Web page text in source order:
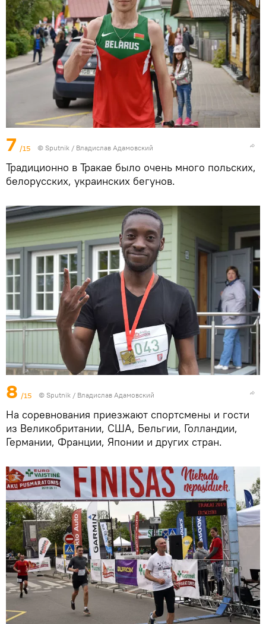
7 /15 © Sputnik / Владислав Адамовский
Традиционно в Тракае было очень много польских,
белорусских, украинских бегунов.
8 /15 © Sputnik / Владислав Адамовский
На соревнования приезжают спортсмены и гости
из Великобритании, США, Бельгии, Голландии,
Германии, Франции, Японии и других стран.